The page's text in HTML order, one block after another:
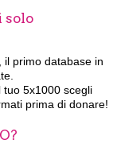
solo
, il primo database in
5x1000 scegli
prima di donare!